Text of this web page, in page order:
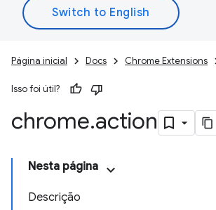
Página inicial Docs Chrome Extensions
Isso foi útil?
chrome.action
Nesta página
Descrição